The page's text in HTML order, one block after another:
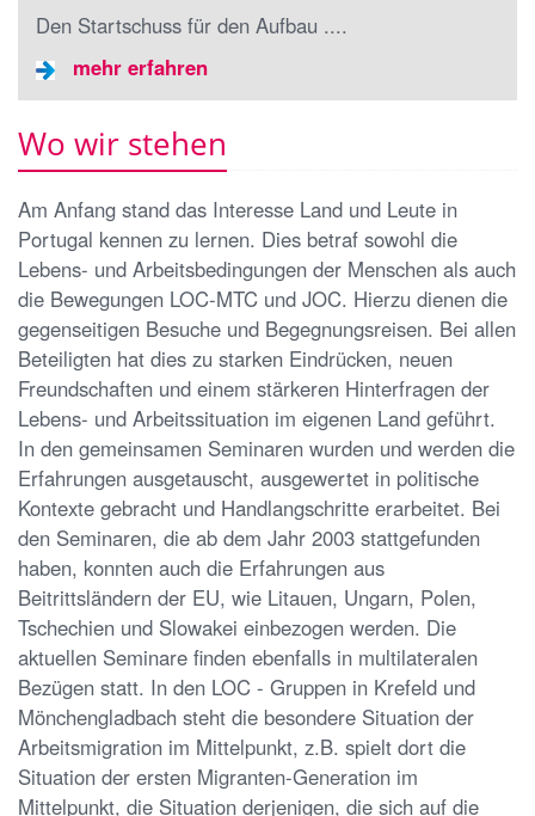
Den Startschuss für den Aufbau ....
mehr erfahren
Wo wir stehen
Am Anfang stand das Interesse Land und Leute in
Portugal kennen zu lernen. Dies betraf sowohl die
Lebens- und Arbeitsbedingungen der Menschen als auch
die Bewegungen LOC-MTC und JOC. Hierzu dienen die
gegenseitigen Besuche und Begegnungsreisen. Bei allen
Beteiligten hat dies zu starken Eindrücken, neuen
Freundschaften und einem stärkeren Hinterfragen der
Lebens- und Arbeitssituation im eigenen Land geführt.
In den gemeinsamen Seminaren wurden und werden die
Erfahrungen ausgetauscht, ausgewertet in politische
Kontexte gebracht und Handlangschritte erarbeitet. Bei
den Seminaren, die ab dem Jahr 2003 stattgefunden
haben, konnten auch die Erfahrungen aus
Beitrittsländern der EU, wie Litauen, Ungarn, Polen,
Tschechien und Slowakei einbezogen werden. Die
aktuellen Seminare finden ebenfalls in multilateralen
Bezügen statt. In den LOC - Gruppen in Krefeld und
Mönchengladbach steht die besondere Situation der
Arbeitsmigration im Mittelpunkt, z.B. spielt dort die
Situation der ersten Migranten-Generation im
Mittelpunkt, die Situation derjenigen, die sich auf die